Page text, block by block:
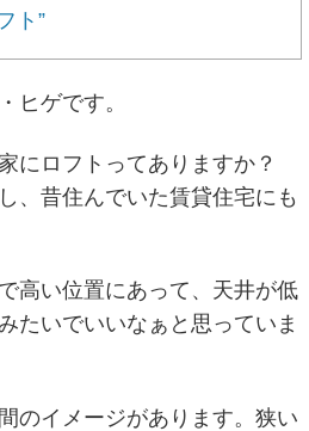
ト”
ヒゲです。
にロフトってありますか？
、昔住んでいた賃貸住宅にも
高い位置にあって、天井が低
たいでいいなぁと思っていま
のイメージがあります。狭い